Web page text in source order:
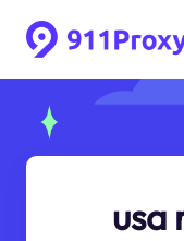
usa